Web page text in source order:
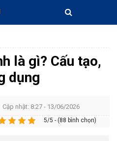
là gì? Cấu tạo,
dụng
Cập nhật: 8:27 - 13/06/2026
5/5 - (88 bình chọn)